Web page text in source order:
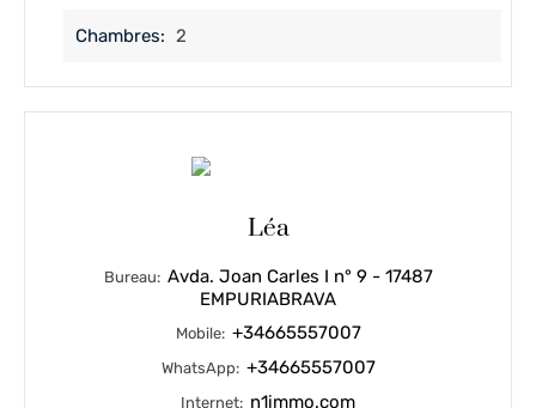
Chambres: 2
Léa
Bureau: Avda. Joan Carles I n° 9 - 17487
EMPURIABRAVA
Mobile: +34665557007
WhatsApp: +34665557007
Internet: n1immo.com